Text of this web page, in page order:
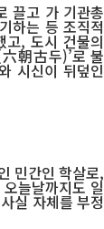
끌고 가 기관총
하는 등 조직적
고, 도시 건물의
朝古두)’로 불
시신이 뒤덮인
민간인 학살로,
늘날까지도 일
실 자체를 부정